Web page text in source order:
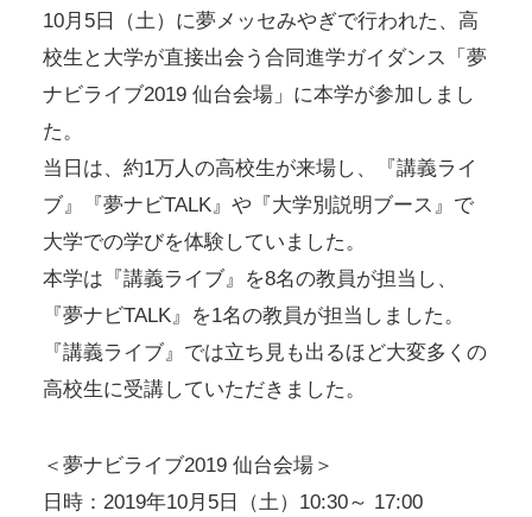
10月5日（土）に夢メッセみやぎで行われた、高
校生と大学が直接出会う合同進学ガイダンス「夢
ナビライブ2019 仙台会場」に本学が参加しまし
た。
当日は、約1万人の高校生が来場し、『講義ライ
ブ』『夢ナビTALK』や『大学別説明ブース』で
大学での学びを体験していました。
本学は『講義ライブ』を8名の教員が担当し、
『夢ナビTALK』を1名の教員が担当しました。
『講義ライブ』では立ち見も出るほど大変多くの
高校生に受講していただきました。
＜夢ナビライブ2019 仙台会場＞
日時：2019年10月5日（土）10:30～ 17:00